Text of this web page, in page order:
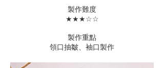
​製作難度
★★★☆☆
製作重點
領口抽皺、袖口製作